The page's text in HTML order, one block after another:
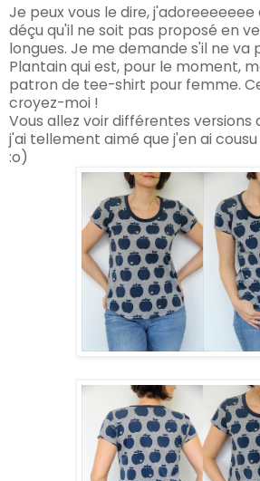
Je peux vous le dire, j'adoreeeeeee
déçu qu'il ne soit pas proposé en
longues. Je me demande s'il ne va
Plantain qui est, pour le moment,
patron de tee-shirt pour femme.
croyez-moi !
Vous allez voir différentes versions
j'ai tellement aimé que j'en ai
:o)